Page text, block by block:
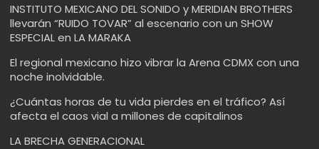
INSTITUTO MEXICANO DEL SONIDO y MERIDIAN BROTHERS
llevarán “RUIDO TOVAR” al escenario con un SHOW
ESPECIAL en LA MARAKA
El regional mexicano hizo vibrar la Arena CDMX con una
noche inolvidable.
¿Cuántas horas de tu vida pierdes en el tráfico? Así
afecta el caos vial a millones de capitalinos
LA BRECHA GENERACIONAL